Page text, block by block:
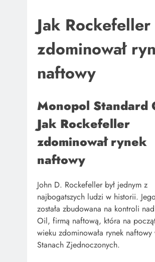
Jak Rockefeller
zdominował
naftowy
Monopol Standard
Jak Rockefeller
zdominował rynek
naftowy
John D. Rockefeller był jednym z
najbogatszych ludzi w historii.
została zbudowana na kontroli
Oil, firmą naftową, która na
wieku zdominowała rynek naftowy
Stanach Zjednoczonych.